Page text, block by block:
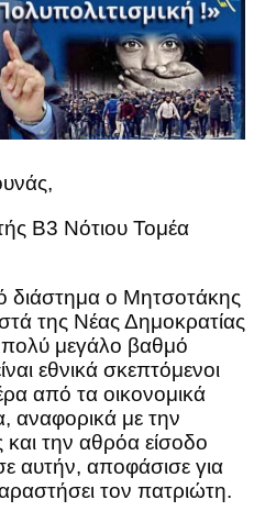
Β3 Νότιου Τομέα
διάστημα ο Μητσοτάκης
της Νέας Δημοκρατίας
πολύ μεγάλο βαθμό
εθνικά σκεπτόμενοι
από τα οικονομικά
αναφορικά με την
την αθρόα είσοδο
αυτήν, αποφάσισε για
τον πατριώτη.